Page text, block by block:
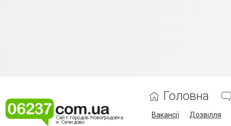
Головна
Вакансії Дозвілля